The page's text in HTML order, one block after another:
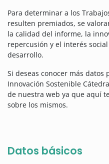
Para determinar a los
resulten premiados, se
la calidad del informe, la
repercusión y el interés
desarrollo.
Si deseas conocer más datos
Innovación Sostenible
de nuestra web ya que aquí
sobre los mismos.
Datos básicos